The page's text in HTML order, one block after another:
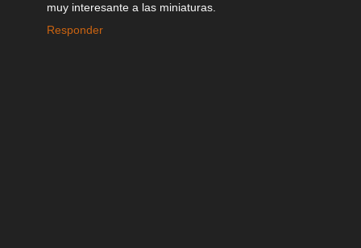
muy interesante a las miniaturas.
Responder